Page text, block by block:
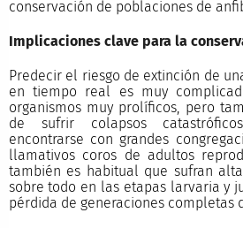
conservación de poblaciones de
Implicaciones clave para la
Predecir el riesgo de extinción de
en tiempo real es muy
organismos muy prolíficos, pero
de sufrir colapsos
encontrarse con grandes
llamativos coros de adultos
también es habitual que sufran
sobre todo en las etapas larvaria y
pérdida de generaciones completas